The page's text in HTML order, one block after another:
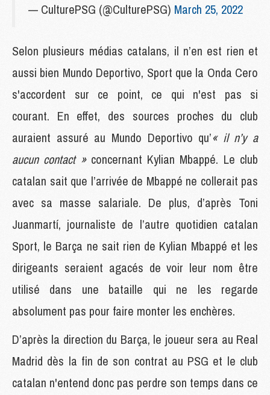
— CulturePSG (@CulturePSG) March 25, 2022
Selon plusieurs médias catalans, il n’en est rien et
aussi bien Mundo Deportivo, Sport que la Onda Cero
s'accordent sur ce point, ce qui n'est pas si
courant. En effet, des sources proches du club
auraient assuré au Mundo Deportivo qu’« il n’y a
aucun contact » concernant Kylian Mbappé. Le club
catalan sait que l’arrivée de Mbappé ne collerait pas
avec sa masse salariale. De plus, d’après Toni
Juanmartí, journaliste de l’autre quotidien catalan
Sport, le Barça ne sait rien de Kylian Mbappé et les
dirigeants seraient agacés de voir leur nom être
utilisé dans une bataille qui ne les regarde
absolument pas pour faire monter les enchères.
D’après la direction du Barça, le joueur sera au Real
Madrid dès la fin de son contrat au PSG et le club
catalan n'entend donc pas perdre son temps dans ce